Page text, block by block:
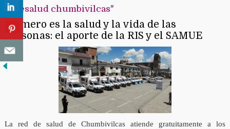
"telesalud chumbivilcas"
Primero es la salud y la vida de las
personas: el aporte de la RIS y el SAMUE
La red de salud de Chumbivilcas atiende gratuitamente a los